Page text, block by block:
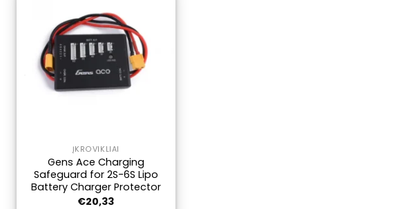
ĮKROVIKLIAI
Gens Ace Charging
Safeguard for 2S-6S Lipo
Battery Charger Protector
€20,33